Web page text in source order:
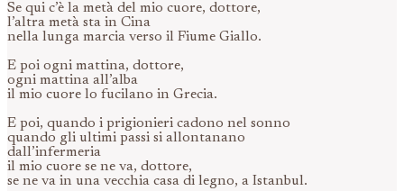
Se qui c’è la metà del mio cuore, dottore,
l’altra metà sta in Cina
nella lunga marcia verso il Fiume Giallo.
E poi ogni mattina, dottore,
ogni mattina all’alba
il mio cuore lo fucilano in Grecia.
E poi, quando i prigionieri cadono nel sonno
quando gli ultimi passi si allontanano
dall’infermeria
il mio cuore se ne va, dottore,
se ne va in una vecchia casa di legno, a Istanbul.